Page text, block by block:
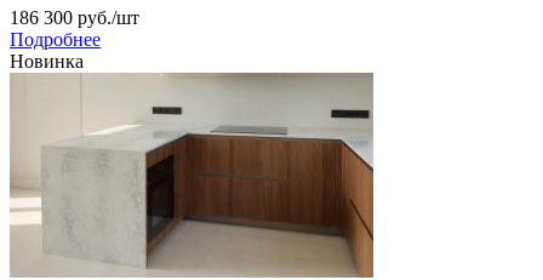
186 300 руб./шт
Подробнее
Новинка